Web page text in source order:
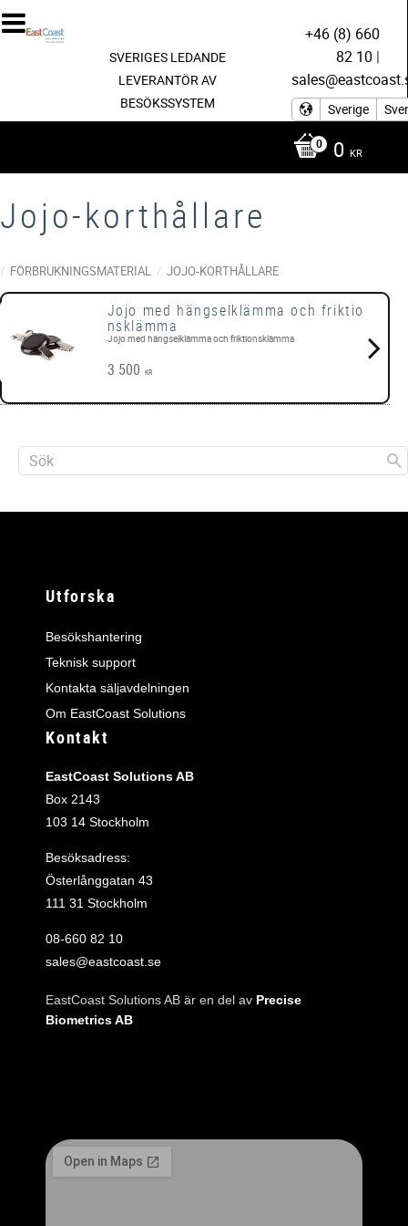
SVERIGES LEDANDE
LEVERANTÖR AV
BESÖKSSYSTEM
+46 (8) 660
82 10 |
Sverige
0 KR
Jojo-korthållare
FÖRBRUKNINGSMATERIAL JOJO-KORTHÅLLARE
Jojo med hängselklämma och friktio
nsklämma
Jojo med hängselklämma och friktionsklämma
3 500 KR
Utforska
Besökshantering
Teknisk support
Kontakta säljavdelningen
Om EastCoast Solutions
Kontakt
EastCoast Solutions AB
Box 2143
103 14 Stockholm
Besöksadress:
Österlånggatan 43
111 31 Stockholm
08‑660 82 10
sales@eastcoast.se
EastCoast Solutions AB är en del av Precise
Biometrics AB